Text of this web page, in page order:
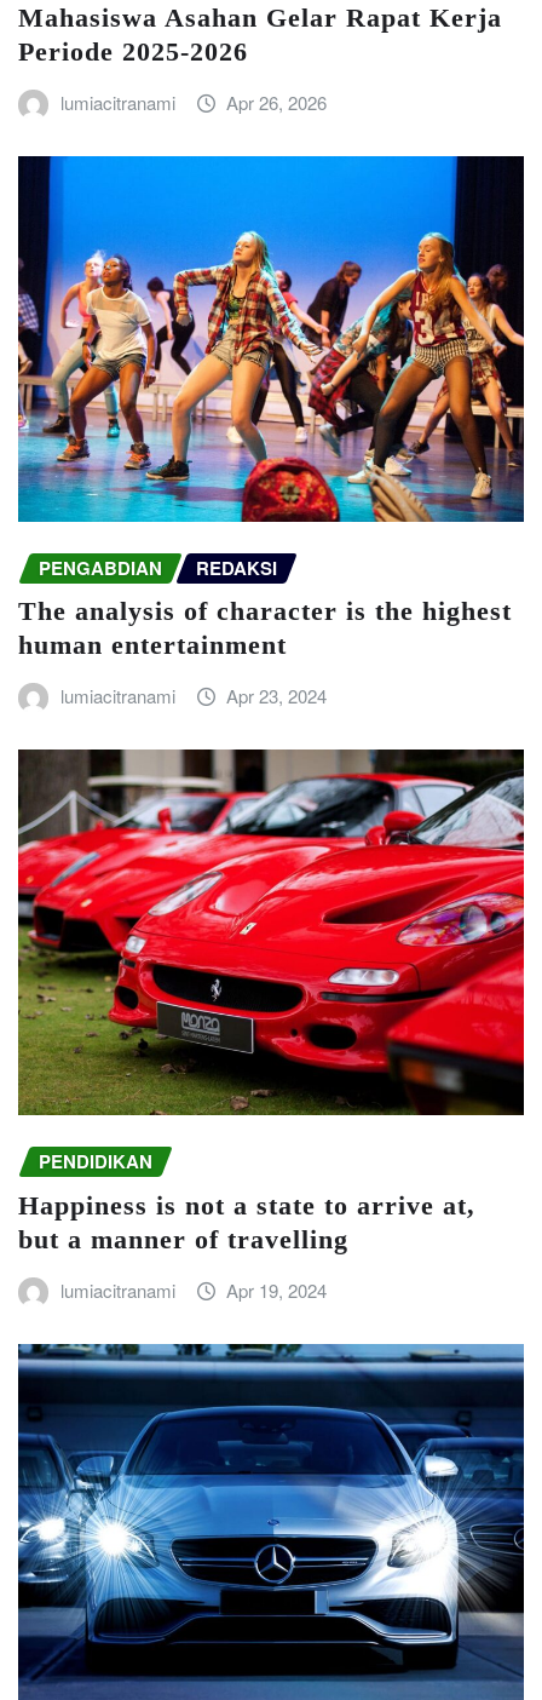
Mahasiswa Asahan Gelar Rapat Kerja
Periode 2025-2026
lumiacitranami Apr 26, 2026
PENGABDIAN REDAKSI
The analysis of character is the highest
human entertainment
lumiacitranami Apr 23, 2024
PENDIDIKAN
Happiness is not a state to arrive at,
but a manner of travelling
lumiacitranami Apr 19, 2024